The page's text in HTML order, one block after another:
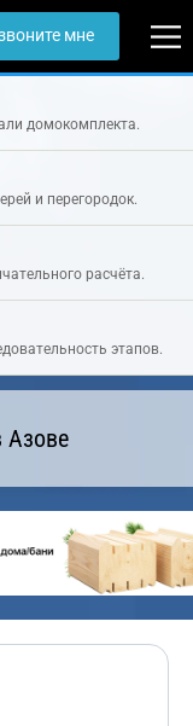
мне
домокомплекта.
и перегородок.
расчёта.
этапов.